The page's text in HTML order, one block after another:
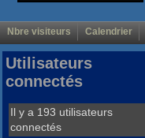
Nbre visiteurs Calendrier
Utilisateurs
connectés
Il y a 193 utilisateurs
connectés